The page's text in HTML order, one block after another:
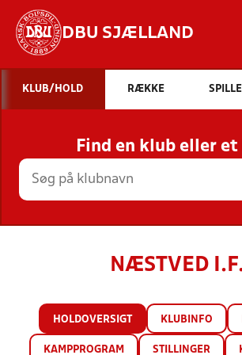
DBU SJÆLLAND
Hvad
INDHOLD
STILLINGER, RESULTATER,
HOLD
KLUB/HOLD RÆKKE
Find en klub eller et
NÆSTVED
HOLDOVERSIGT KLUBINFO
KAMPPROGRAM STILLINGER